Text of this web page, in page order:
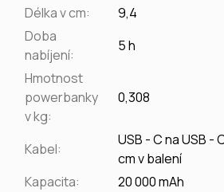
Délka v cm:
9,4
Doba
nabíjení:
5 h
Hmotnost
powerbanky
v kg:
0,308
Kabel:
USB - C na USB -
cm v balení
Kapacita:
20 000 mAh